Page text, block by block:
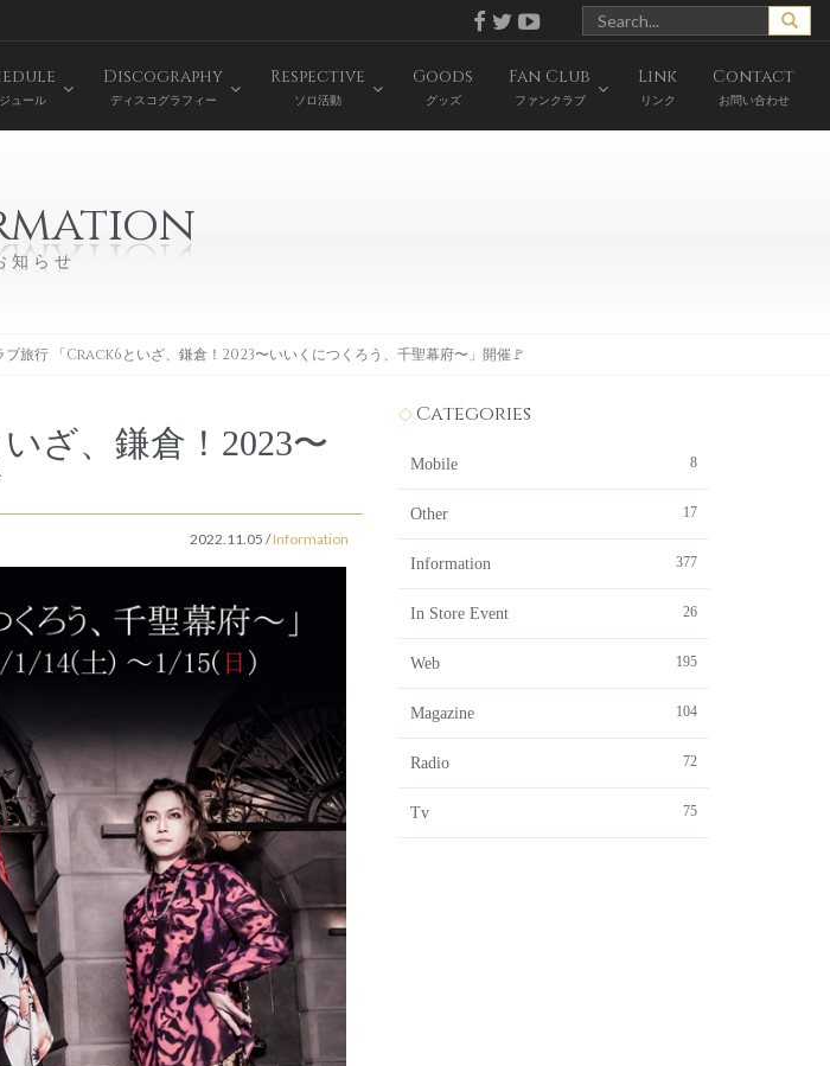
ュール
Discography
ディスコグラフィー
Respective
ソロ活動
Goods
グッズ
Fan Club
ファンクラブ
Link
リンク
Contact
お問い合わせ
知らせ
ブ旅行 「Crack6といざ、鎌倉！2023〜いいくにつくろう、千聖幕府〜」開催🚩
ざ、鎌倉！2023〜
2022.11.05 /Information
Categories
Mobile 8
Other 17
Information 377
In Store Event 26
Web 195
Magazine 104
Radio 72
Tv 75